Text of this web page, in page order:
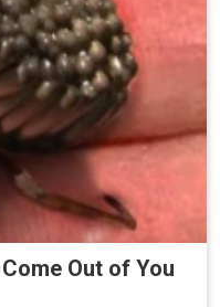
Out of You